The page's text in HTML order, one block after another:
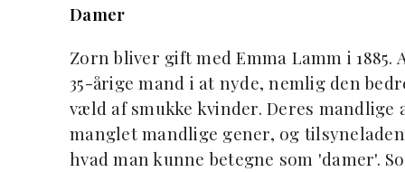
Damer
Zorn bliver gift med Emma Lamm i
35-årige mand i at nyde, nemlig den
væld af smukke kvinder. Deres
manglet mandlige gener, og
hvad man kunne betegne som 'damer'.